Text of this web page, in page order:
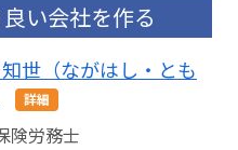
い会社を作る
世（ながはし・とも
詳細
険労務士